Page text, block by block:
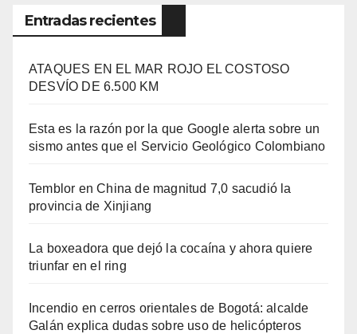
Entradas recientes
ATAQUES EN EL MAR ROJO EL COSTOSO
DESVÍO DE 6.500 KM
Esta es la razón por la que Google alerta sobre un
sismo antes que el Servicio Geológico Colombiano
Temblor en China de magnitud 7,0 sacudió la
provincia de Xinjiang
La boxeadora que dejó la cocaína y ahora quiere
triunfar en el ring​
Incendio en cerros orientales de Bogotá: alcalde
Galán explica dudas sobre uso de helicópteros